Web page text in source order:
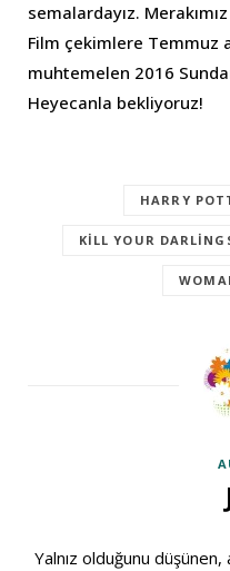
semalardayız.
Film çekimlere Temmuz
muhtemelen 2016
Heyecanla bekliyoruz!
HARRY
KILL YOUR
Yalnız olduğunu